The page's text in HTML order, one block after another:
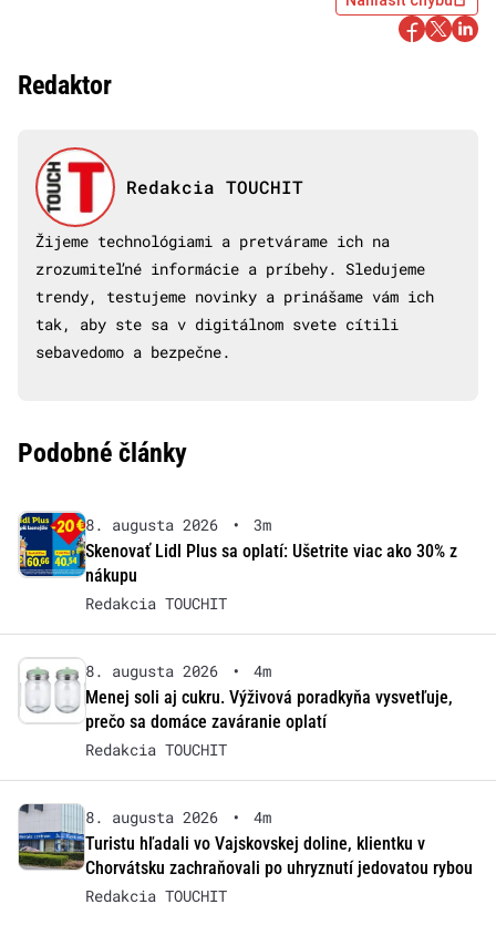
Redaktor
Redakcia TOUCHIT
Žijeme technológiami a pretvárame ich na
zrozumiteľné informácie a príbehy. Sledujeme
trendy, testujeme novinky a prinášame vám ich
tak, aby ste sa v digitálnom svete cítili
sebavedomo a bezpečne.
Podobné články
8. augusta 2026 •
3m
Skenovať Lidl Plus sa oplatí: Ušetrite viac ako 30% z
nákupu
Redakcia TOUCHIT
8. augusta 2026 •
4m
Menej soli aj cukru. Výživová poradkyňa vysvetľuje,
prečo sa domáce zaváranie oplatí
Redakcia TOUCHIT
8. augusta 2026 •
4m
Turistu hľadali vo Vajskovskej doline, klientku v
Chorvátsku zachraňovali po uhryznutí jedovatou rybou
Redakcia TOUCHIT